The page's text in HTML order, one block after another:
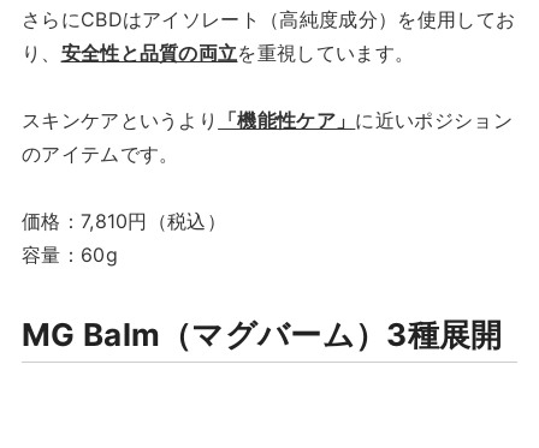
さらにCBDはアイソレート（高純度成分）を使用してお
り、 安全性と品質の両立を重視しています。
スキンケアというより 「機能性ケア」 に近いポジション
のアイテムです。
価格：7,810円（税込）
容量：60g
MG Balm（マグバーム）3種展開